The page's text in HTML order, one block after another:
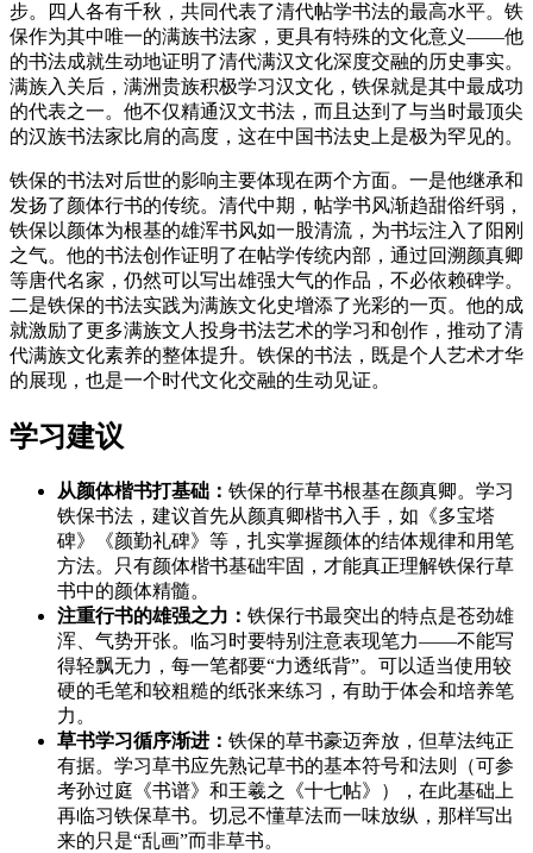
步。四人各有千秋，共同代表了清代帖学书法的最高水平。铁
保作为其中唯一的满族书法家，更具有特殊的文化意义——他
的书法成就生动地证明了清代满汉文化深度交融的历史事实。
满族入关后，满洲贵族积极学习汉文化，铁保就是其中最成功
的代表之一。他不仅精通汉文书法，而且达到了与当时最顶尖
的汉族书法家比肩的高度，这在中国书法史上是极为罕见的。
铁保的书法对后世的影响主要体现在两个方面。一是他继承和
发扬了颜体行书的传统。清代中期，帖学书风渐趋甜俗纤弱，
铁保以颜体为根基的雄浑书风如一股清流，为书坛注入了阳刚
之气。他的书法创作证明了在帖学传统内部，通过回溯颜真卿
等唐代名家，仍然可以写出雄强大气的作品，不必依赖碑学。
二是铁保的书法实践为满族文化史增添了光彩的一页。他的成
就激励了更多满族文人投身书法艺术的学习和创作，推动了清
代满族文化素养的整体提升。铁保的书法，既是个人艺术才华
的展现，也是一个时代文化交融的生动见证。
学习建议
从颜体楷书打基础： 铁保的行草书根基在颜真卿。学习
铁保书法，建议首先从颜真卿楷书入手，如《多宝塔
碑》《颜勤礼碑》等，扎实掌握颜体的结体规律和用笔
方法。只有颜体楷书基础牢固，才能真正理解铁保行草
书中的颜体精髓。
注重行书的雄强之力： 铁保行书最突出的特点是苍劲雄
浑、气势开张。临习时要特别注意表现笔力——不能写
得轻飘无力，每一笔都要“力透纸背”。可以适当使用较
硬的毛笔和较粗糙的纸张来练习，有助于体会和培养笔
力。
草书学习循序渐进： 铁保的草书豪迈奔放，但草法纯正
有据。学习草书应先熟记草书的基本符号和法则（可参
考孙过庭《书谱》和王羲之《十七帖》），在此基础上
再临习铁保草书。切忌不懂草法而一味放纵，那样写出
来的只是“乱画”而非草书。